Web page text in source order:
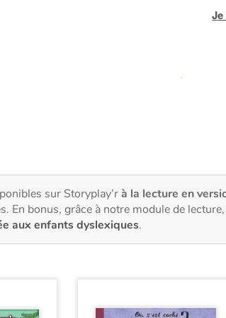
sur Storyplay’rà la lecture en
En bonus, grâce à notre module de
aux enfants dyslexiques.